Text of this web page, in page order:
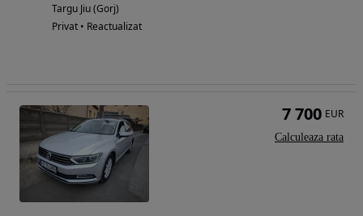
Targu Jiu (Gorj)
Privat • Reactualizat
7 700 EUR
Calculeaza rata